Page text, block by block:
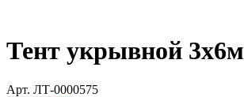
Тент укрывной 3х6м
Арт. ЛТ-0000575